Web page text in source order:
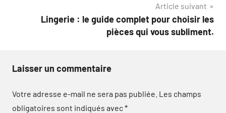
Article suivant
Lingerie : le guide complet pour choisir les
pièces qui vous subliment.
Laisser un commentaire
Votre adresse e-mail ne sera pas publiée. Les champs
obligatoires sont indiqués avec*